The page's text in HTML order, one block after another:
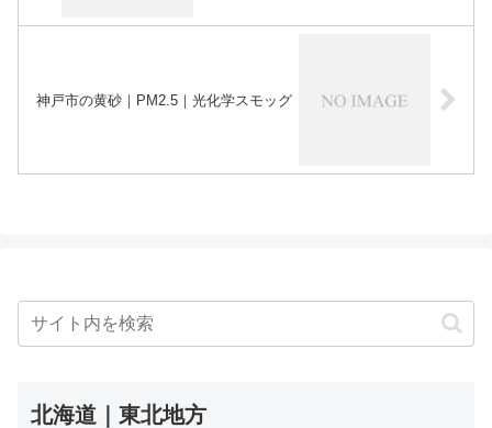
神戸市の黄砂｜PM2.5｜光化学スモッグ
北海道｜東北地方